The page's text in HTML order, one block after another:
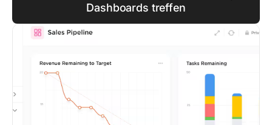
Dashboards treffen